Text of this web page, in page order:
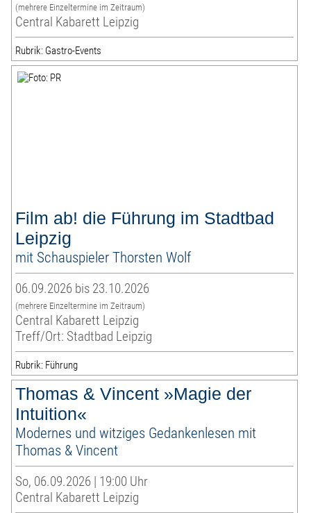
(mehrere Einzeltermine im Zeitraum)
Central Kabarett Leipzig
Rubrik: Gastro-Events
Film ab! die Führung im Stadtbad
Leipzig
mit Schauspieler Thorsten Wolf
06.09.2026 bis 23.10.2026
(mehrere Einzeltermine im Zeitraum)
Central Kabarett Leipzig
Treff/Ort: Stadtbad Leipzig
Rubrik: Führung
Thomas & Vincent »Magie der
Intuition«
Modernes und witziges Gedankenlesen mit
Thomas & Vincent
So, 06.09.2026 | 19:00 Uhr
Central Kabarett Leipzig